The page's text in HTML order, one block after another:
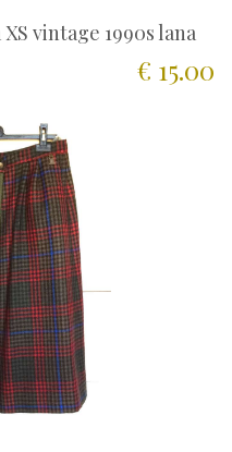
vintage 1990s lana
€ 15.00